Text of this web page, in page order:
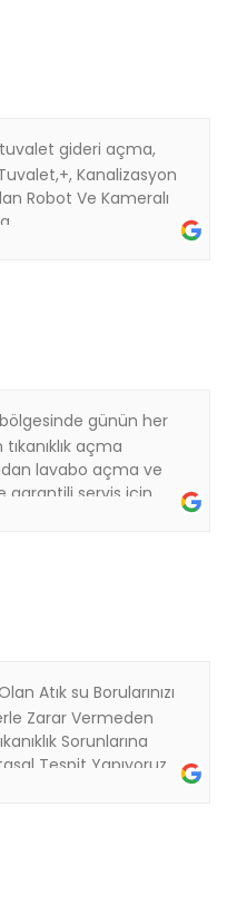
gideri açma,
Kanalizasyon
Robot Ve Kameralı
günün her
açma
lavabo açma ve
garantili servis için
Atık su Borularınızı
Zarar Vermeden
Sorunlarına
Tespit Yapıyoruz.